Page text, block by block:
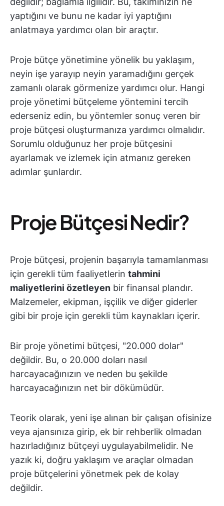
yaptığını ve bunu ne kadar iyi yaptığını
anlatmaya yardımcı olan bir araçtır.
Proje bütçe yönetimine yönelik bu yaklaşım,
neyin işe yarayıp neyin yaramadığını gerçek
zamanlı olarak görmenize yardımcı olur. Hangi
proje yönetimi bütçeleme yöntemini tercih
ederseniz edin, bu yöntemler sonuç veren bir
proje bütçesi oluşturmanıza yardımcı olmalıdır.
Sorumlu olduğunuz her proje bütçesini
ayarlamak ve izlemek için atmanız gereken
adımlar şunlardır.
Proje Bütçesi Nedir?
Proje bütçesi, projenin başarıyla tamamlanması
için gerekli tüm faaliyetlerin tahmini
maliyetlerini özetleyen bir finansal plandır.
Malzemeler, ekipman, işçilik ve diğer giderler
gibi bir proje için gerekli tüm kaynakları içerir.
Bir proje yönetimi bütçesi, "20.000 dolar"
değildir. Bu, o 20.000 doları nasıl
harcayacağınızın ve neden bu şekilde
harcayacağınızın net bir dökümüdür.
Teorik olarak, yeni işe alınan bir çalışan ofisinize
veya ajansınıza girip, ek bir rehberlik olmadan
hazırladığınız bütçeyi uygulayabilmelidir. Ne
yazık ki, doğru yaklaşım ve araçlar olmadan
proje bütçelerini yönetmek pek de kolay
değildir.